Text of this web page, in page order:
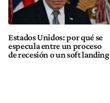
Estados Unidos: por qué se
especula entre un proceso
de recesión o un soft landing